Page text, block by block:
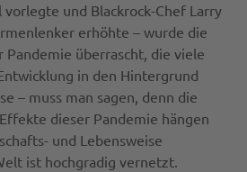
vorlegte und Blackrock-Chef Larry
erhöhte – wurde die
Pandemie überrascht, die viele
in den Hintergrund
– muss man sagen, denn die
dieser Pandemie hängen
und Lebensweise
ist hochgradig vernetzt.